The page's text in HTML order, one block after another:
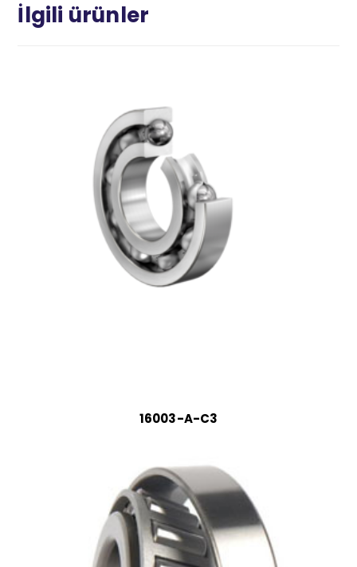
İlgili ürünler
16003-A-C3